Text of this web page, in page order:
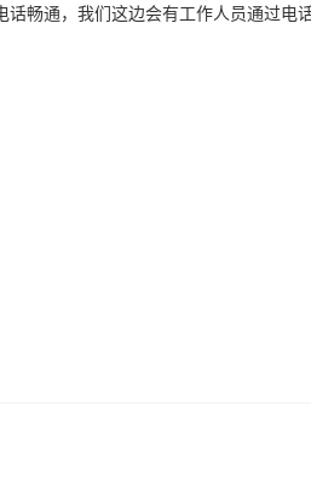
畅通，我们这边会有工作人员通过电